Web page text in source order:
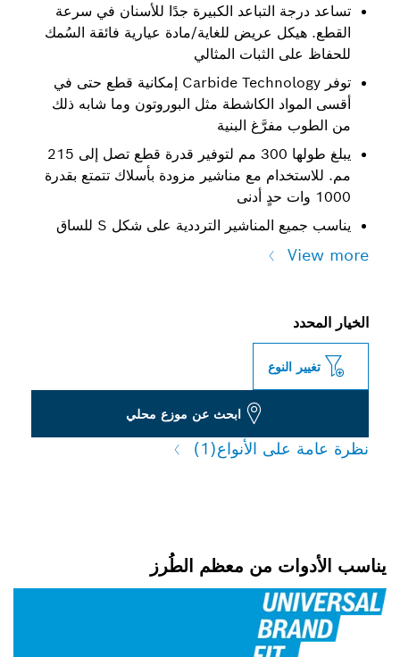
تساعد درجة التباعد الكبيرة جدًا للأسنان في سرعة
القطع. هيكل عريض للغاية/مادة عيارية فائقة السُمك
للحفاظ على الثبات المثالي
توفر Carbide Technology إمكانية قطع حتى في
أقسى المواد الكاشطة مثل البوروتون وما شابه ذلك
من الطوب مفرَّغ البنية
يبلغ طولها 300 مم لتوفير قدرة قطع تصل إلى 215
مم. للاستخدام مع مناشير مزودة بأسلاك تتمتع بقدرة
1000 وات حدٍ أدنى
يناسب جميع المناشير الترددية على شكل S للساق
View more
الخيار المحدد
تغيير النوع
ابحث عن موزع محلي
نظرة عامة على الأنواع(1)
يناسب الأدوات من معظم الطُرز